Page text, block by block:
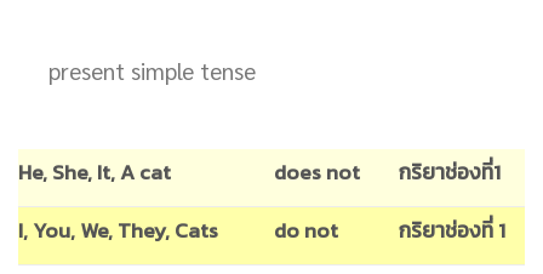
present simple tense
He, She, It, A cat does not
กริยาช่องที่1
I, You, We, They, Cats
do not กริยาช่องที่ 1